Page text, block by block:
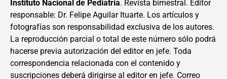
Instituto Nacional de Pediatría. Revista bimestral. Editor
responsable: Dr. Felipe Aguilar Ituarte. Los artículos y
fotografías son responsabilidad exclusiva de los autores.
La reproducción parcial o total de este número sólo podrá
hacerse previa autorización del editor en jefe. Toda
correspondencia relacionada con el contenido y
suscripciones deberá dirigirse al editor en jefe. Correo